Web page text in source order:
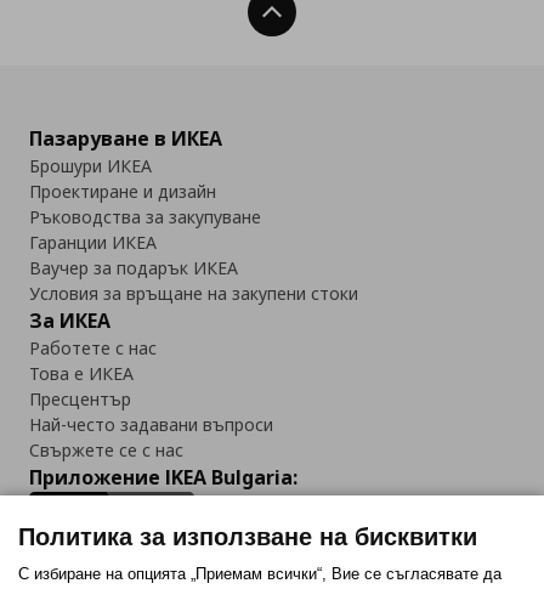
Нагоре
Пазаруване в ИКЕА
Брошури ИКЕА
Проектиране и дизайн
Ръководства за закупуване
Гаранции ИКЕА
Ваучер за подарък ИКЕА
Условия за връщане на закупени стоки
За ИКЕА
Работете с нас
Това е ИКЕА
Пресцентър
Най-често задавани въпроси
Свържете се с нас
Приложение IKEA Bulgaria:
Политика за използване на бисквитки
С избиране на опцията „Приемам всички“, Вие се съгласявате да